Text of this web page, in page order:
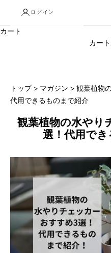
ログイン
カート
カー
トップ > マガジン > 観葉植物
代用できるものまで紹介
観葉植物の水やり
選！代用で